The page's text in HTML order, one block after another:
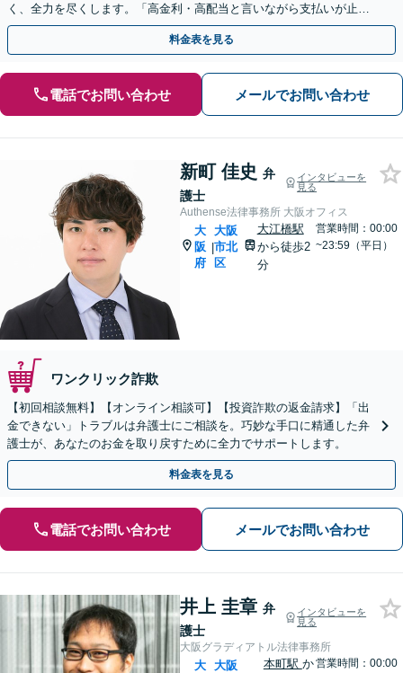
く、全力を尽くします。「高金利・高配当と言いながら支払いが止ま
った」等、まずはお電話ください。
料金表を見る
電話でお問い合わせ メールでお問い合わせ
新町 佳史 弁
護士
インタビューを
見る
Authense法律事務所 大阪オフィス
大
阪
府
|
大阪
市北
区
大江橋駅
から徒歩2
分
営業時間：00:00
~23:59（平日）
ワンクリック詐欺
【初回相談無料】【オンライン相談可】【投資詐欺の返金請求】「出
金できない」トラブルは弁護士にご相談を。巧妙な手口に精通した弁
護士が、あなたのお金を取り戻すために全力でサポートします。
料金表を見る
電話でお問い合わせ メールでお問い合わせ
井上 圭章 弁
護士
インタビューを
見る
大阪グラディアトル法律事務所
大
大阪
本町駅 か営業時間：00:00